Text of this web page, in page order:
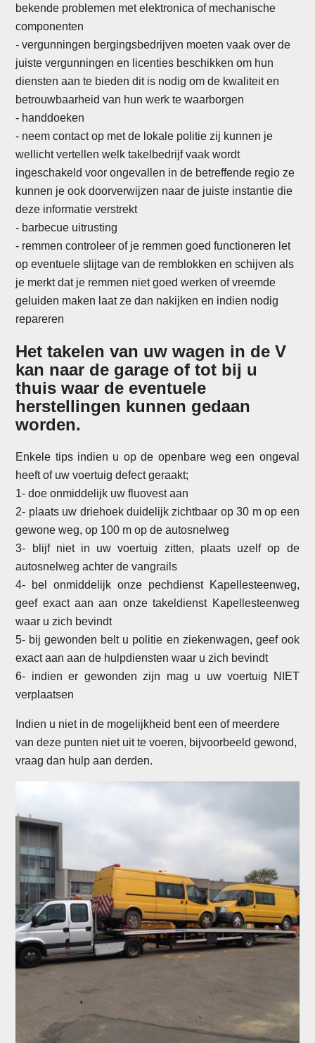
bekende problemen met elektronica of mechanische
componenten
- vergunningen bergingsbedrijven moeten vaak over de
juiste vergunningen en licenties beschikken om hun
diensten aan te bieden dit is nodig om de kwaliteit en
betrouwbaarheid van hun werk te waarborgen
- handdoeken
- neem contact op met de lokale politie zij kunnen je
wellicht vertellen welk takelbedrijf vaak wordt
ingeschakeld voor ongevallen in de betreffende regio ze
kunnen je ook doorverwijzen naar de juiste instantie die
deze informatie verstrekt
- barbecue uitrusting
- remmen controleer of je remmen goed functioneren let
op eventuele slijtage van de remblokken en schijven als
je merkt dat je remmen niet goed werken of vreemde
geluiden maken laat ze dan nakijken en indien nodig
repareren
Het takelen van uw wagen in de V
kan naar de garage of tot bij u
thuis waar de eventuele
herstellingen kunnen gedaan
worden.
Enkele tips indien u op de openbare weg een ongeval
heeft of uw voertuig defect geraakt;
1- doe onmiddelijk uw fluovest aan
2- plaats uw driehoek duidelijk zichtbaar op 30 m op een
gewone weg, op 100 m op de autosnelweg
3- blijf niet in uw voertuig zitten, plaats uzelf op de
autosnelweg achter de vangrails
4- bel onmiddelijk onze pechdienst Kapellesteenweg,
geef exact aan aan onze takeldienst Kapellesteenweg
waar u zich bevindt
5- bij gewonden belt u politie en ziekenwagen, geef ook
exact aan aan de hulpdiensten waar u zich bevindt
6- indien er gewonden zijn mag u uw voertuig NIET
verplaatsen
Indien u niet in de mogelijkheid bent een of meerdere
van deze punten niet uit te voeren, bijvoorbeeld gewond,
vraag dan hulp aan derden.